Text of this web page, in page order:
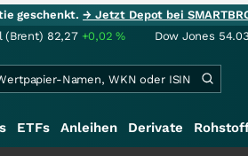
geschenkt.→ Jetzt Depot bei
(Brent) 82,27 +0,02% Dow Jones
ETFs Anleihen Derivate